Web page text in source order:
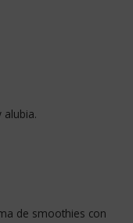
alubia.
de smoothies con